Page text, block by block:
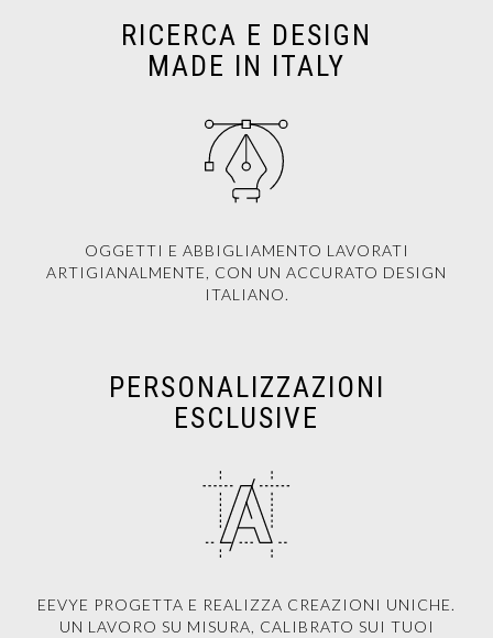
RICERCA E DESIGN
MADE IN ITALY
OGGETTI E ABBIGLIAMENTO LAVORATI
ARTIGIANALMENTE, CON UN ACCURATO DESIGN
ITALIANO.
PERSONALIZZAZIONI
ESCLUSIVE
EEVYE PROGETTA E REALIZZA CREAZIONI UNICHE.
UN LAVORO SU MISURA, CALIBRATO SUI TUOI